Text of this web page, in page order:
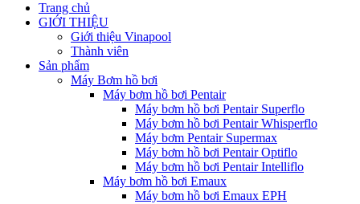
Trang chủ
GIỚI THIỆU
Giới thiệu Vinapool
Thành viên
Sản phẩm
Máy Bơm hồ bơi
Máy bơm hồ bơi Pentair
Máy bơm hồ bơi Pentair Superflo
Máy bơm hồ bơi Pentair Whisperflo
Máy bơm Pentair Supermax
Máy bơm hồ bơi Pentair Optiflo
Máy bơm hồ bơi Pentair Intelliflo
Máy bơm hồ bơi Emaux
Máy bơm hồ bơi Emaux EPH